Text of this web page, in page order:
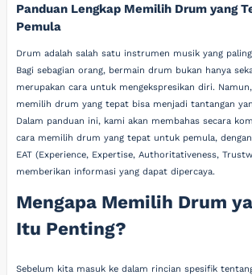
Panduan Lengkap Memilih Drum yang
Pemula
Drum adalah salah satu instrumen musik yang
Bagi sebagian orang, bermain drum bukan hanya
merupakan cara untuk mengekspresikan diri.
memilih drum yang tepat bisa menjadi tantangan
Dalam panduan ini, kami akan membahas secara
cara memilih drum yang tepat untuk pemula,
EAT (Experience, Expertise, Authoritativeness,
memberikan informasi yang dapat dipercaya.
Mengapa Memilih Drum
Itu Penting?
Sebelum kita masuk ke dalam rincian spesifik